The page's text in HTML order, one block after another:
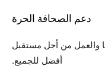
دعم الصحافة الحرة
والعمل من أجل مستقبل
أفضل للجميع.